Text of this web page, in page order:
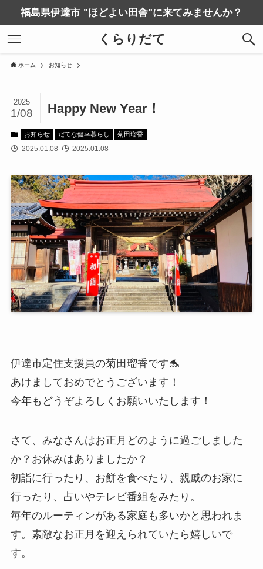
福島県伊達市 "ほどよい田舎"に来てみませんか？
くらりだて
ホーム お知らせ
Happy New Year！
2025
1/08
お知らせ だてな健幸暮らし 菊田瑠香
2025.01.08 2025.01.08
伊達市定住支援員の菊田瑠香です🐬
あけましておめでとうございます！
今年もどうぞよろしくお願いいたします！
さて、みなさんはお正月どのように過ごしました
か？お休みはありましたか？
初詣に行ったり、お餅を食べたり、親戚のお家に
行ったり、占いやテレビ番組をみたり。
毎年のルーティンがある家庭も多いかと思われま
す。素敵なお正月を迎えられていたら嬉しいで
す。